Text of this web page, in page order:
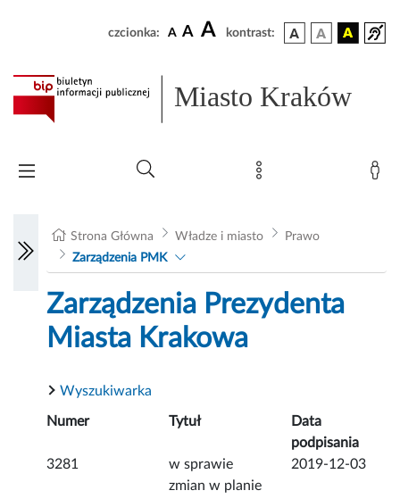
czcionka: A A A kontrast:
Miasto Kraków
Strona Główna Władze i miasto
Prawo
Zarządzenia PMK
Zarządzenia Prezydenta
Miasta Krakowa
Wyszukiwarka
Numer Tytuł
Data
podpisania
3281
w sprawie
zmian w planie
2019-12-03